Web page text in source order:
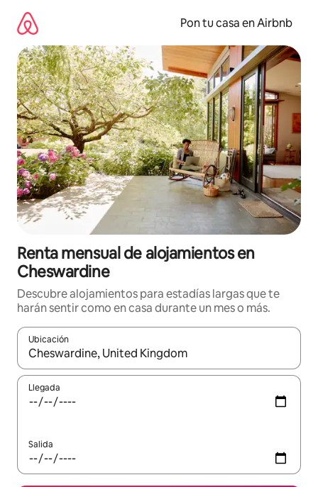
contenido
Pon tu casa en Airbnb
Renta mensual de alojamientos en
Cheswardine
Descubre alojamientos para estadías largas que te
harán sentir como en casa durante un mes o más.
Ubicación
Cuando los resultados estén disponibles, navega con las
Llegada
Salida